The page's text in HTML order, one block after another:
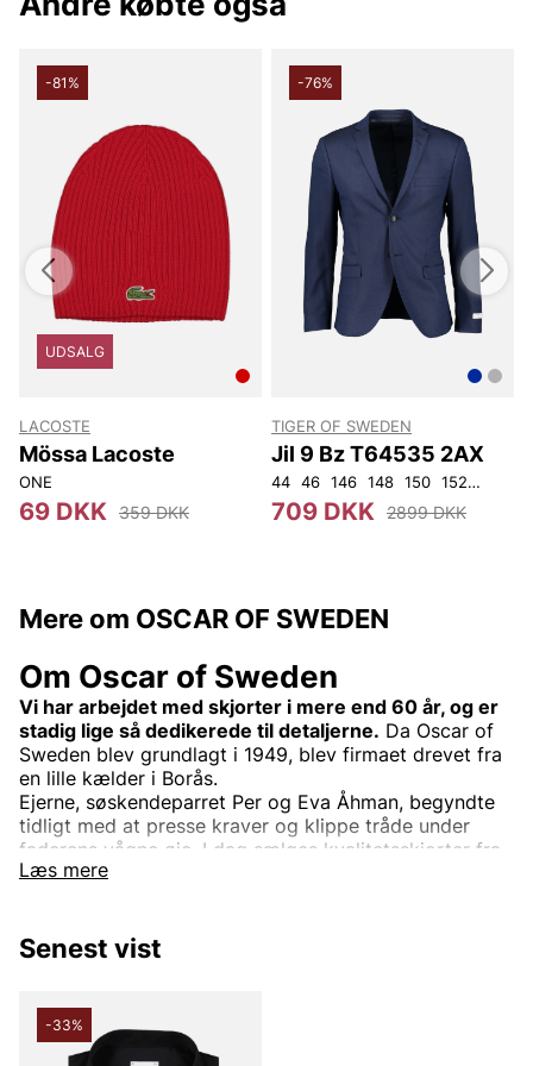
-81%
UDSALG
LACOSTE
Mössa Lacoste
ONE
69 DKK 359 DKK
-76%
TIGER OF SWEDEN
Jil 9 Bz T64535 2AX
44 46 146 148 150 152 92
709 DKK 2899 DKK
Mere om OSCAR OF SWEDEN
Læs mere
Om Oscar of Sweden
Vi har arbejdet med skjorter i mere end 60 år, og er
stadig lige så dedikerede til detaljerne. Da Oscar of
Sweden blev grundlagt i 1949, blev firmaet drevet fra
en lille kælder i Borås.
Ejerne, søskendeparret Per og Eva Åhman, begyndte
tidligt med at presse kraver og klippe tråde under
faderens vågne øje. I dag sælges kvalitetsskjorter fra
Oscar of Sweden over hele verden, men de designes
Vi er dedikerede til detaljerne. Hver søm, hvert
mønster, pasform og snit skal være helt perfekt. Vi
og mærkes, at du bærer en skjorte fra Oscar of
Sweden. Derfor lægger vi stor vægt på valget af
eksklusive tekstiler, knapper og tråd til
Senest vist
-33%